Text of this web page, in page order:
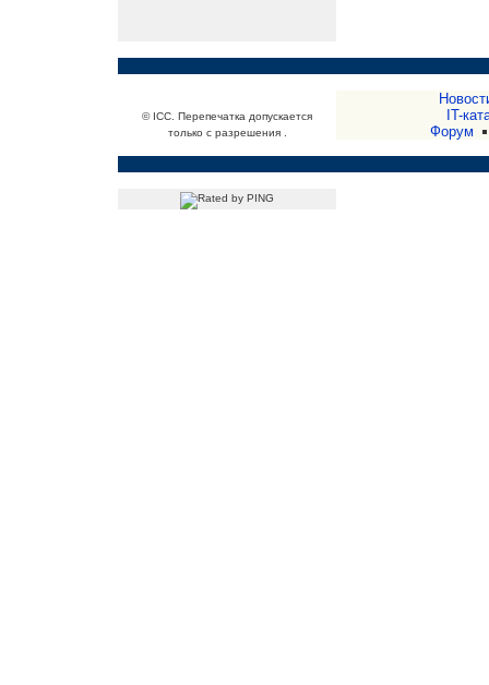
© ICC. Перепечатка допускается
только с разрешения .
IT-
Форум